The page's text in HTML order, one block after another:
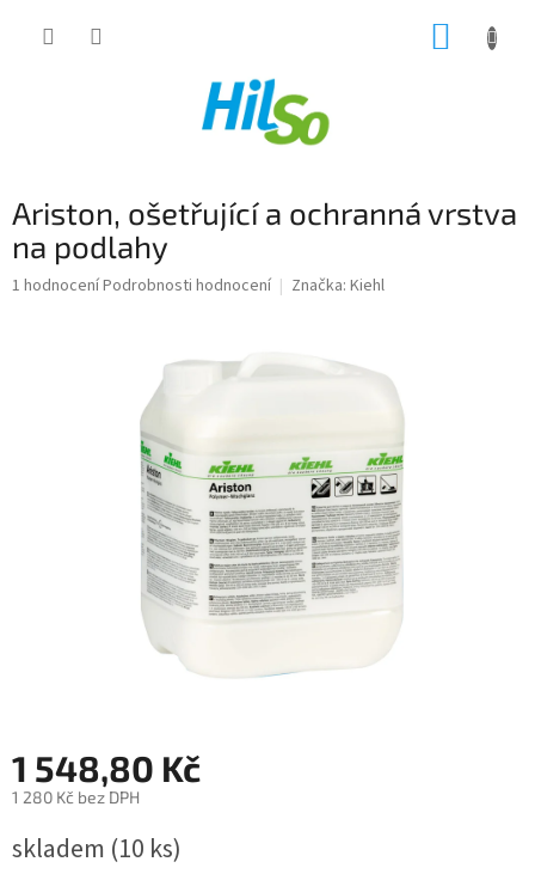
Ariston, ošetřující a ochranná vrstva
na podlahy
Průměrné
1 hodnoceníPodrobnosti hodnocení Značka: Kiehl
1 548,80 Kč
1 280 Kč bez DPH
cena:
skladem (10 ks)